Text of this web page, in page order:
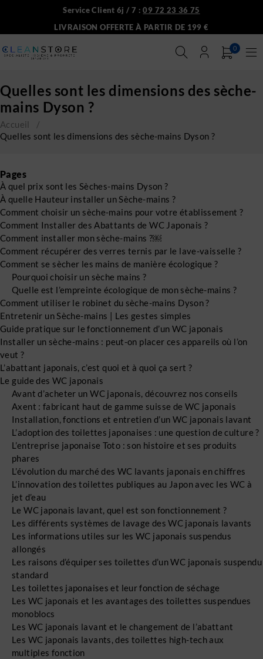
Service Client 6j / 7 :09 72 23 36 75
LIVRAISON OFFERTE À PARTIR DE 199 €
0
Quelles sont les dimensions des sèche-
mains Dyson ?
Accueil
/
Quelles sont les dimensions des sèche-mains Dyson ?
Pages
À quel prix sont les Sèches-mains Dyson ?
À quelle Hauteur installer un Sèche-mains ?
Comment choisir un sèche-mains pour votre établissement ?
Comment Installer des Abattants de WC Japonais ?
Comment installer mon sèche-mains ?￼
Comment récupérer des verres ternis par le lave-vaisselle ?
Comment se sècher les mains de manière écologique ?
Pourquoi choisir un sèche mains ?
Quelle est l’empreinte écologique de mon sèche-mains ?
Comment utiliser le robinet du sèche-mains Dyson ?
Entretenir un Sèche-mains | Les gestes simples
Guide pratique sur le fonctionnement d’un WC japonais
Installer un sèche-mains : peut-on placer ces appareils où l’on
veut ?
L’abattant japonais, c’est quoi et à quoi ça sert ?
Le guide des WC japonais
Avant d’acheter un WC japonais, découvrez nos conseils
Axent : fabricant haut de gamme suisse de WC japonais
Installation, fonctions et entretien d’un WC japonais lavant
L’adoption des toilettes japonaises : une question de culture ?
L’entreprise japonaise Toto : son histoire et ses produits
phares
L’évolution du marché des WC lavants japonais en chiffres
L’innovation des toilettes publiques au Japon avec les WC à
jet d’eau
Le WC japonais lavant, quel est son fonctionnement ?
Les différents systèmes de lavage des WC japonais lavants
Les informations utiles sur les WC japonais suspendus
allongés
Les raisons d’équiper ses toilettes d’un WC japonais suspendu
standard
Les toilettes japonaises et leur fonction de séchage
Les WC japonais et les avantages des toilettes suspendues
monoblocs
Les WC japonais lavant et le changement de l’abattant
Les WC japonais lavants, des toilettes high-tech aux
multiples fonction